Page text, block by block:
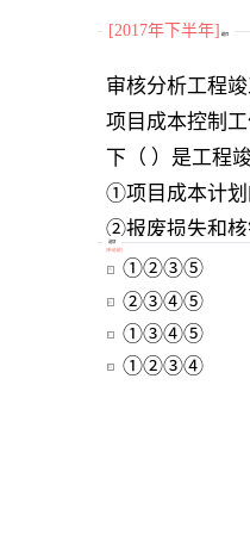
[2017年下半年] 题目
审核分析工程
项目成本控制
下（ ）是工程
①项目成本计划
②报废损失和核
③各项帐目、统
④项目竣工说明
⑤项目的各项费
选项
单选题
A ①②③⑤
B ②③④⑤
C ①③④⑤
D ①②③④